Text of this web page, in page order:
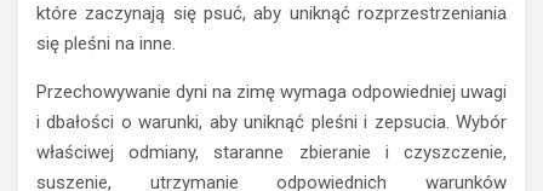
które zaczynają się psuć, aby uniknąć rozprzestrzeniania
się pleśni na inne.
Przechowywanie dyni na zimę wymaga odpowiedniej uwagi
i dbałości o warunki, aby uniknąć pleśni i zepsucia. Wybór
właściwej odmiany, staranne zbieranie i czyszczenie,
suszenie, utrzymanie odpowiednich warunków